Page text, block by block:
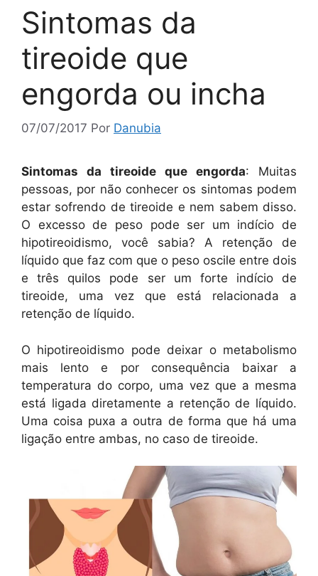
Sintomas da
tireoide que
engorda ou incha
07/07/2017 Por Danubia
Sintomas da tireoide que engorda: Muitas
pessoas, por não conhecer os sintomas podem
estar sofrendo de tireoide e nem sabem disso.
O excesso de peso pode ser um indício de
hipotireoidismo, você sabia? A retenção de
líquido que faz com que o peso oscile entre dois
e três quilos pode ser um forte indício de
tireoide, uma vez que está relacionada a
retenção de líquido.
O hipotireoidismo pode deixar o metabolismo
mais lento e por consequência baixar a
temperatura do corpo, uma vez que a mesma
está ligada diretamente a retenção de líquido.
Uma coisa puxa a outra de forma que há uma
ligação entre ambas, no caso de tireoide.